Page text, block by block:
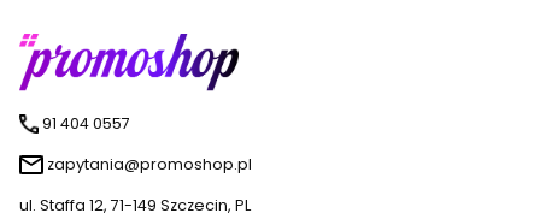
91 404 0557
zapytania@promoshop.pl
ul. Staffa 12, 71-149 Szczecin, PL